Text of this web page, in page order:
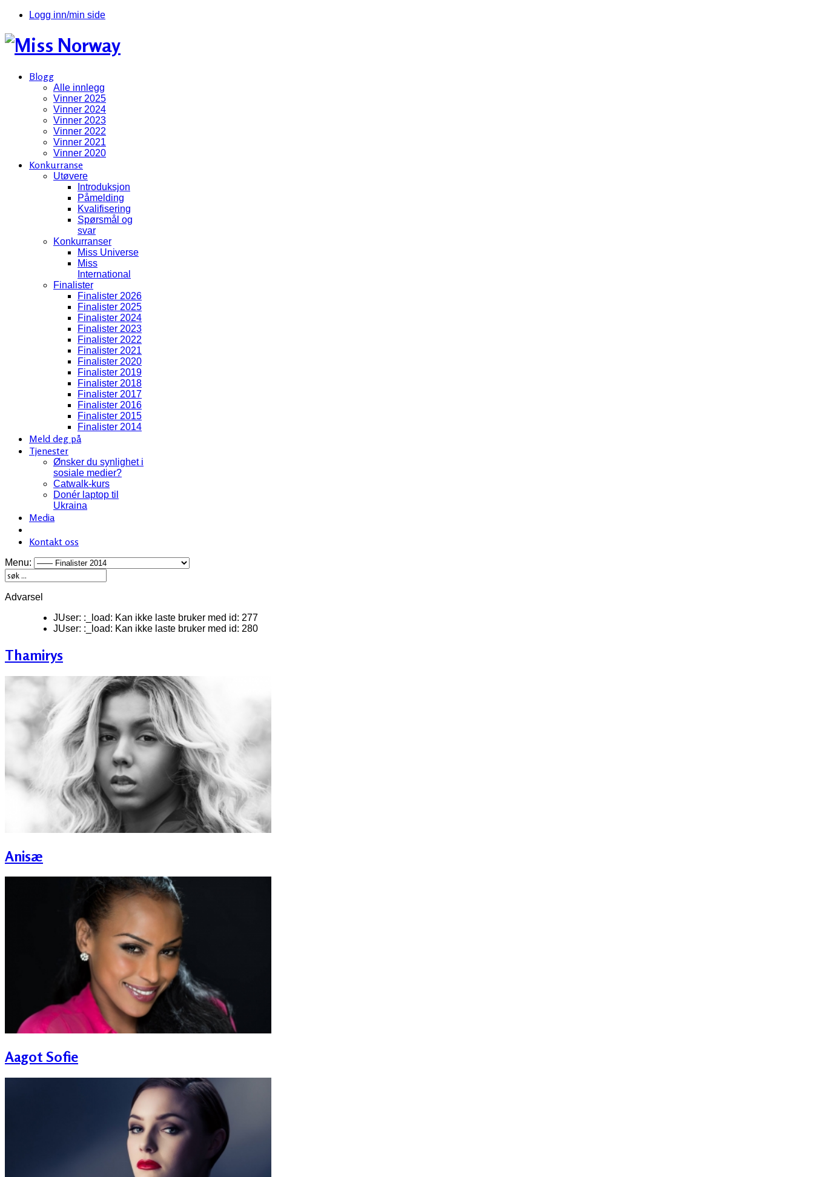
Logg inn/min side
Blogg
Alle innlegg
Vinner 2025
Vinner 2024
Vinner 2023
Vinner 2022
Vinner 2021
Vinner 2020
Konkurranse
Utøvere
Introduksjon
Påmelding
Kvalifisering
Spørsmål og
svar
Konkurranser
Miss Universe
Miss
International
Finalister
Finalister 2026
Finalister 2025
Finalister 2024
Finalister 2023
Finalister 2022
Finalister 2021
Finalister 2020
Finalister 2019
Finalister 2018
Finalister 2017
Finalister 2016
Finalister 2015
Finalister 2014
Meld deg på
Tjenester
Ønsker du synlighet i
sosiale medier?
Catwalk-kurs
Donér laptop til
Ukraina
Media
Kontakt oss
Menu:
Advarsel
JUser: :_load: Kan ikke laste bruker med id: 277
JUser: :_load: Kan ikke laste bruker med id: 280
Thamirys
Anisæ
Aagot Sofie